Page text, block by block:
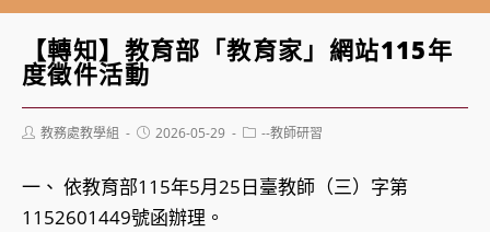
【轉知】教育部「教育家」網站115年
度徵件活動
Post教務處教學組
Post2026-05-29
Post--教師研習
一、 依教育部115年5月25日臺教師（三）字第
1152601449號函辦理。